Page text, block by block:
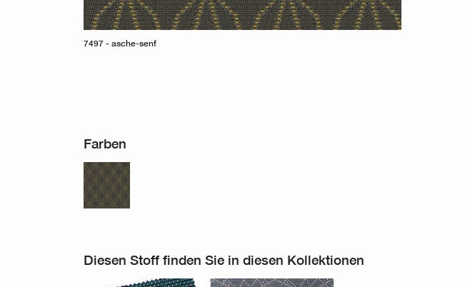
7497 - asche-senf
Farben
Diesen Stoff finden Sie in diesen Kollektionen